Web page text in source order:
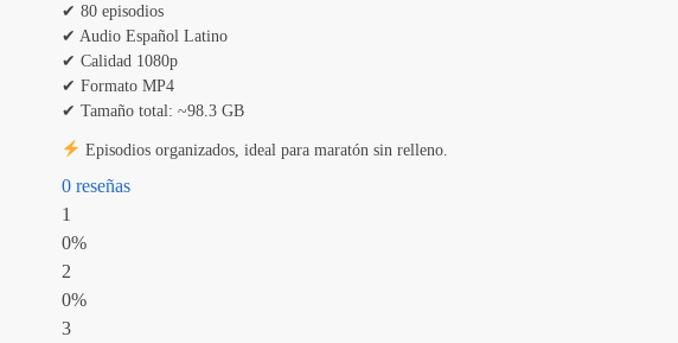
✔ 80 episodios
✔ Audio Español Latino
✔ Calidad 1080p
✔ Formato MP4
✔ Tamaño total: ~98.3 GB
Episodios organizados, ideal para maratón sin relleno.
0 reseñas
1
0%
2
0%
3